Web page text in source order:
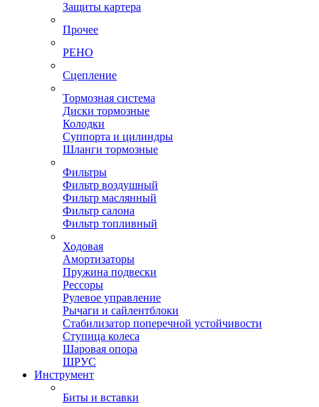
Защиты картера
Прочее
РЕНО
Сцепление
Тормозная система
Диски тормозные
Колодки
Суппорта и цилиндры
Шланги тормозные
Фильтры
Фильтр воздушный
Фильтр маслянный
Фильтр салона
Фильтр топливный
Ходовая
Амортизаторы
Пружина подвески
Рессоры
Рулевое управление
Рычаги и сайлентблоки
Стабилизатор поперечной устойчивости
Ступица колеса
Шаровая опора
ШРУС
Инструмент
Биты и вставки